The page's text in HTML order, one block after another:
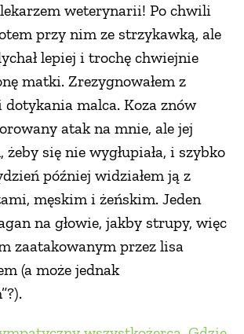
weterynarii! Po chwili
przy nim ze strzykawką, ale
lepiej i trochę chwiejnie
matki. Zrezygnowałem z
malca. Koza znów
atak na mnie, ale jej
żeby się nie wygłupiała, i szybko
później widziałem ją z
męskim i żeńskim. Jeden
na głowie, jakby strupy, więc
zaatakowanym przez lisa
(a może jednak